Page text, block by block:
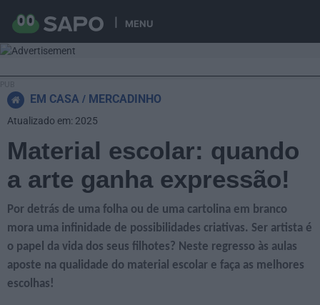
MENU
EM CASA MERCADINHO
Material escolar: quando
a arte ganha expressão!
Por detrás de uma folha ou de uma cartolina em branco
mora uma infinidade de possibilidades criativas. Ser artista é
o papel da vida dos seus filhotes? Neste regresso às aulas
aposte na qualidade do material escolar e faça as melhores
escolhas!
Atualizado em: 2025